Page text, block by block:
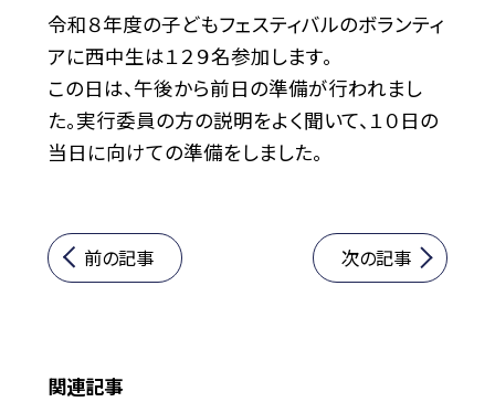
令和８年度の子どもフェスティバルのボランティ
アに西中生は１２９名参加します。
この日は、午後から前日の準備が行われまし
た。実行委員の方の説明をよく聞いて、１０日の
当日に向けての準備をしました。
前の記事 次の記事
関連記事